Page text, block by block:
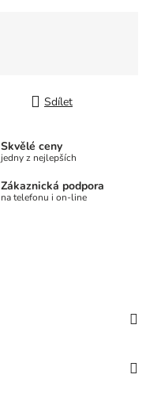
Sdílet
Skvělé ceny
jedny z nejlepších
Zákaznická podpora
na telefonu i on-line